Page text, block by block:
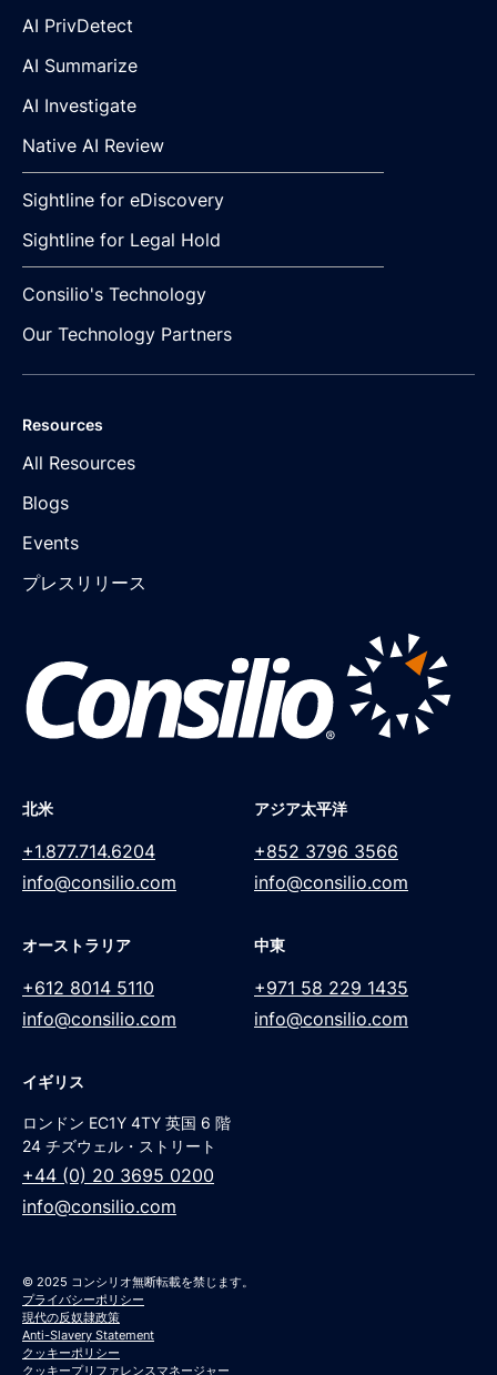
AI PrivDetect
AI Summarize
AI Investigate
Native AI Review
Sightline for eDiscovery
Sightline for Legal Hold
Consilio's Technology
Our Technology Partners
Resources
All Resources
Blogs
Events
プレスリリース
北米
+1.877.714.6204
info@consilio.com
アジア太平洋
+852 3796 3566
info@consilio.com
オーストラリア
+612 8014 5110
info@consilio.com
中東
+971 58 229 1435
info@consilio.com
イギリス
ロンドン EC1Y 4TY 英国 6 階
24 チズウェル・ストリート
+44 (0) 20 3695 0200
info@consilio.com
© 2025 コンシリオ無断転載を禁じます。
プライバシーポリシー
現代の反奴隷政策
Anti-Slavery Statement
クッキーポリシー
クッキープリファレンスマネージャー